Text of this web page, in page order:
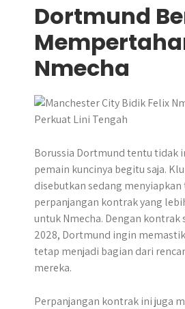
Dortmund
Nmecha
Borussia Dortmund tentu tidak
pemain kuncinya begitu saja.
disebutkan sedang menyiapkan
perpanjangan kontrak yang
untuk Nmecha. Dengan kontrak
2028, Dortmund ingin
tetap menjadi bagian dari
mereka.
Perpanjangan kontrak ini juga